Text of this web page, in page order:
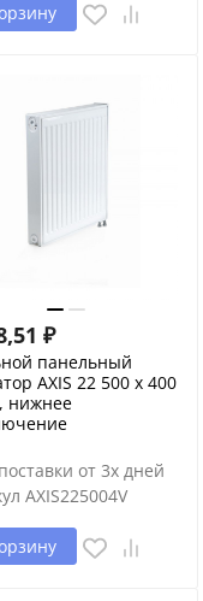
₽
панельный
AXIS 22 500 x 400
нижнее
от 3х дней
AXIS225004V